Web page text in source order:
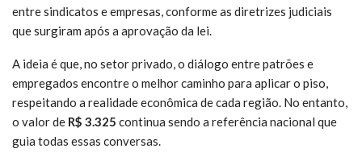
entre sindicatos e empresas, conforme as diretrizes judiciais
que surgiram após a aprovação da lei.
A ideia é que, no setor privado, o diálogo entre patrões e
empregados encontre o melhor caminho para aplicar o piso,
respeitando a realidade econômica de cada região. No entanto,
o valor de R$ 3.325 continua sendo a referência nacional que
guia todas essas conversas.